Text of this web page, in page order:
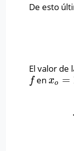
De esto
El valor de
f
f enxo =
xo =1